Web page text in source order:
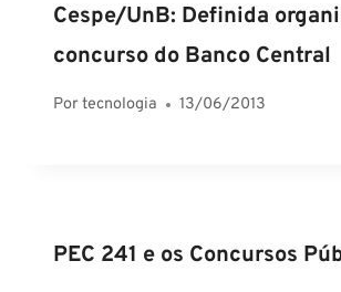
Cespe/UnB: Definida
concurso do Banco Central
Portecnologia 13/06/2013
PEC 241 e os Concursos